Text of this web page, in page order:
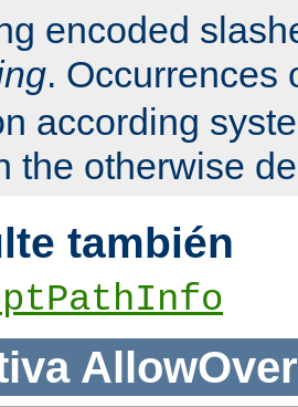
encoded
. Occurrences
according
the otherwise
también